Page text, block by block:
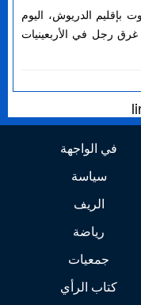
بإقليم الدريوش، اليوم
إثر غرق رجل في الأربعينيات
في الواجهة
سياسة
الريف
رياضة
جمعيات
كتاب الرأي